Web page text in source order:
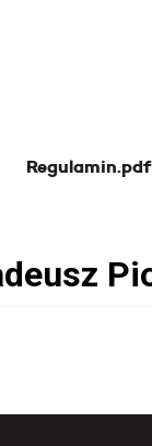
Regulamin.pdf